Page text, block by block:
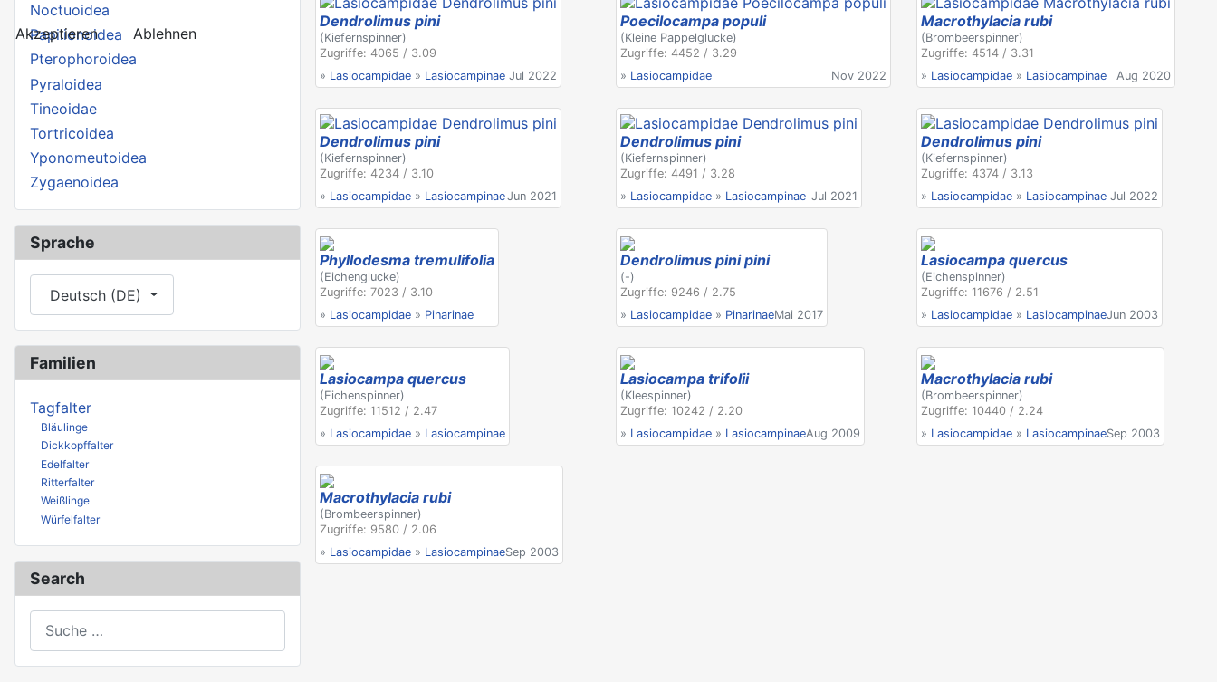
Noctuoidea
Papilionoidea
Pterophoroidea
Pyraloidea
Tineoidae
Tortricoidea
Yponomeutoidea
Zygaenoidea
Sprache
Deutsch (DE)
Familien
Tagfalter
Bläulinge
Dickkopffalter
Edelfalter
Ritterfalter
Weißlinge
Würfelfalter
Search
Dendrolimus pini
(Kiefernspinner)
Zugriffe: 4065 / 3.09
» Lasiocampidae » Lasiocampinae Jul 2022
Poecilocampa populi
(Kleine Pappelglucke)
Zugriffe: 4452 / 3.29
» Lasiocampidae Nov 2022
Macrothylacia rubi
(Brombeerspinner)
Zugriffe: 4514 / 3.31
» Lasiocampidae » Lasiocampinae Aug 2020
Dendrolimus pini
(Kiefernspinner)
Zugriffe: 4234 / 3.10
» Lasiocampidae » LasiocampinaeJun 2021
Dendrolimus pini
(Kiefernspinner)
Zugriffe: 4491 / 3.28
» Lasiocampidae » Lasiocampinae Jul 2021
Dendrolimus pini
(Kiefernspinner)
Zugriffe: 4374 / 3.13
» Lasiocampidae » Lasiocampinae Jul 2022
Phyllodesma tremulifolia
(Eichenglucke)
Zugriffe: 7023 / 3.10
» Lasiocampidae » Pinarinae
Dendrolimus pini pini
(-)
Zugriffe: 9246 / 2.75
» Lasiocampidae » PinarinaeMai 2017
Lasiocampa quercus
(Eichenspinner)
Zugriffe: 11676 / 2.51
» Lasiocampidae » LasiocampinaeJun 2003
Lasiocampa quercus
(Eichenspinner)
Zugriffe: 11512 / 2.47
» Lasiocampidae » Lasiocampinae
Lasiocampa trifolii
(Kleespinner)
Zugriffe: 10242 / 2.20
» Lasiocampidae » LasiocampinaeAug 2009
Macrothylacia rubi
(Brombeerspinner)
Zugriffe: 10440 / 2.24
» Lasiocampidae » LasiocampinaeSep 2003
Macrothylacia rubi
(Brombeerspinner)
Zugriffe: 9580 / 2.06
» Lasiocampidae » LasiocampinaeSep 2003
Akzeptieren Ablehnen